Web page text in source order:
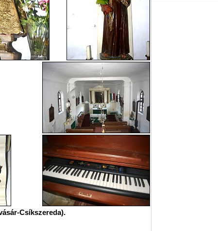
Csíkszereda).